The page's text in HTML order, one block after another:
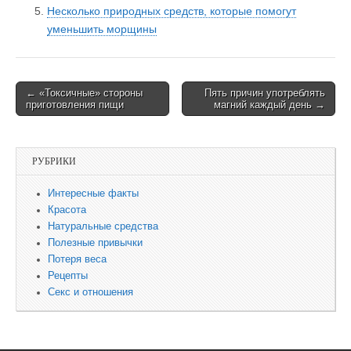
Несколько природных средств, которые помогут
уменьшить морщины
Post navigation
← «Токсичные» стороны
приготовления пищи
Пять причин употреблять
магний каждый день →
РУБРИКИ
Интересные факты
Красота
Натуральные средства
Полезные привычки
Потеря веса
Рецепты
Секс и отношения